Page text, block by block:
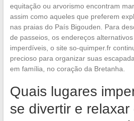
equitação ou arvorismo encontram
assim como aqueles que preferem
nas praias do País Bigouden. Para
de passeios, os endereços
imperdíveis, o site so-quimper.fr
precioso para organizar suas
em família, no coração da Bretanha.
Quais lugares
se divertir e relaxar